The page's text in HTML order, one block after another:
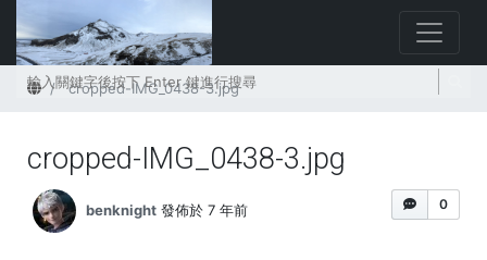
首頁cropped-IMG_0438-3.jpg
cropped-IMG_0438-3.jpg
0
benknight 發佈於 7 年前